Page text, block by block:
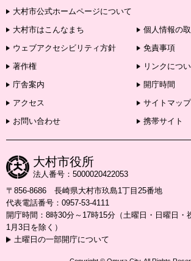
大村市公式ホームページについて
大村市はこんなまち
個人情報の
ウェブアクセシビリティ方針
免責事項
著作権
リンクにつ
庁舎案内
開庁時間
アクセス
サイトマップ
お問い合わせ
携帯サイト
大村市役所
法人番号：5000020422053
〒856-8686 長崎県大村市玖島1丁目25番地
代表電話番号：0957-53-4111
開庁時間：8時30分～17時15分（土曜日・日曜日・
1月3日を除く）
土曜日の一部開庁について